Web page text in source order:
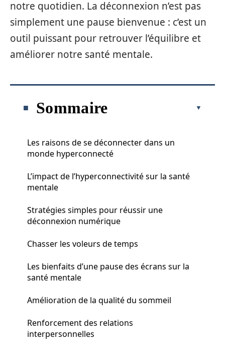
notre quotidien. La déconnexion n’est pas
simplement une pause bienvenue : c’est un
outil puissant pour retrouver l’équilibre et
améliorer notre santé mentale.
Sommaire
Les raisons de se déconnecter dans un
monde hyperconnecté
L’impact de l’hyperconnectivité sur la santé
mentale
Stratégies simples pour réussir une
déconnexion numérique
Chasser les voleurs de temps
Les bienfaits d’une pause des écrans sur la
santé mentale
Amélioration de la qualité du sommeil
Renforcement des relations
interpersonnelles